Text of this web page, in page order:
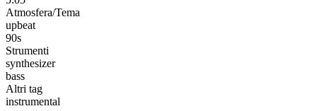
Atmosfera/Tema
upbeat
90s
Strumenti
synthesizer
bass
Altri tag
instrumental